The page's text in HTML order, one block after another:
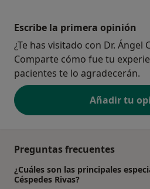
Escribe la primera opinión
¿Te has visitado con Dr. Ángel
Comparte cómo fue tu
pacientes te lo agradecerán.
Añadir tu
Preguntas frecuentes
¿Cuáles son las principales
Céspedes Rivas?